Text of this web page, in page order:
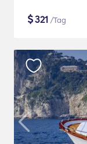
$321 /Tag